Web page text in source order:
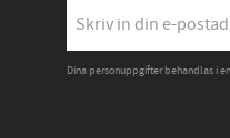
Dina personuppgifter behandlas i